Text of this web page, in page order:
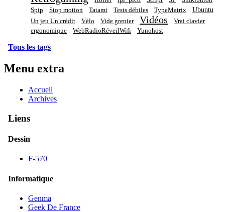
Spip
Stop motion Tatami Tests débiles TypeMatrix Ubuntu
Un jeu Un crédit Vélo Vide grenier Vidéos
Vrai clavier
ergonomique
WebRadioRéveilWifi Yunohost
Tous les tags
Menu extra
Accueil
Archives
Liens
Dessin
F-570
Informatique
Genma
Geek De France